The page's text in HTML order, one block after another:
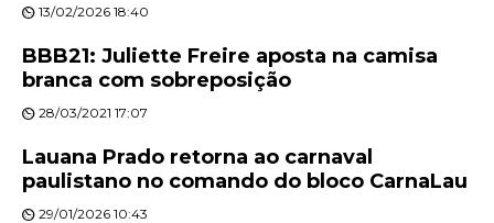
13/02/2026 18:40
BBB21: Juliette Freire aposta na camisa
branca com sobreposição
28/03/2021 17:07
Lauana Prado retorna ao carnaval
paulistano no comando do bloco CarnaLau
29/01/2026 10:43